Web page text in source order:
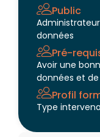
Public
données
Pré-
Avoir une
données et de
Profil
Type